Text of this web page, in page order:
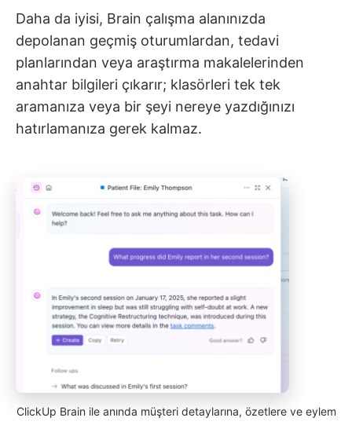
Daha da iyisi, Brain çalışma alanınızda
depolanan geçmiş oturumlardan, tedavi
planlarından veya araştırma makalelerinden
anahtar bilgileri çıkarır; klasörleri tek tek
aramanıza veya bir şeyi nereye yazdığınızı
hatırlamanıza gerek kalmaz.
ClickUp Brain ile anında müşteri detaylarına, özetlere ve eylem